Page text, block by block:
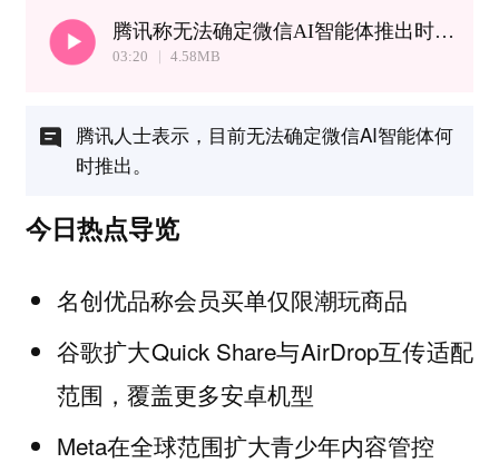
腾讯称无法确定微信AI智能体推出时间丨马斯克个人财富将突破万亿美元
03:20 4.58MB
腾讯人士表示，目前无法确定微信AI智能体何
时推出。
今日热点导览
名创优品称会员买单仅限潮玩商品
谷歌扩大Quick Share与AirDrop互传适配
范围，覆盖更多安卓机型
Meta在全球范围扩大青少年内容管控